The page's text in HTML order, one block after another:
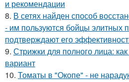
и рекомендации
8. В сетях найден способ
- им пользуются бойцы элитных
подтверждают его
9. Стрижки для полного лица:
вариант
10. Томаты в "Окопе" - не